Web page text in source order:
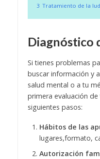
3 Tratamiento de la
Diagnóstico
Si tienes problemas
buscar información y
salud mental o a tu
primera evaluación
siguientes pasos:
Hábitos de las
lugares,formato,
Autorización